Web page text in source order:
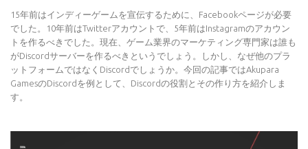
15年前はインディーゲームを宣伝するために、Facebookページが必要
でした。10年前はTwitterアカウントで、5年前はInstagramのアカウン
トを作るべきでした。現在、ゲーム業界のマーケティング専門家は誰も
がDiscordサーバーを作るべきというでしょう。しかし、なぜ他のプラ
ットフォームではなくDiscordでしょうか。今回の記事ではAkupara
GamesのDiscordを例として、Discordの役割とその作り方を紹介しま
す。